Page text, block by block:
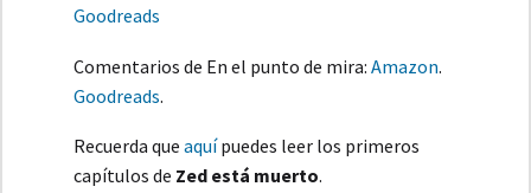
Goodreads
Comentarios de En el punto de mira: Amazon.
Goodreads.
Recuerda que aquípuedes leer los primeros
capítulos de Zed está muerto.